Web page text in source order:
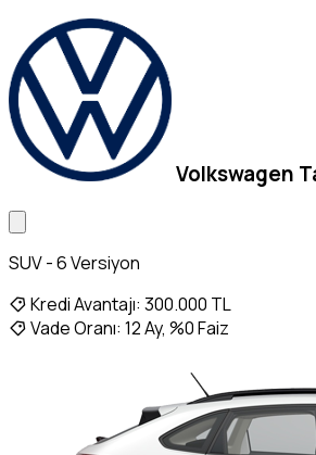
Volkswagen
SUV - 6 Versiyon
Kredi Avantajı: 300.000 TL
Vade Oranı: 12 Ay, %0 Faiz